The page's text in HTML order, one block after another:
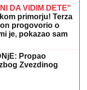
INTIMNIH
DO SMRTI!
koji LEDE
dok su ga